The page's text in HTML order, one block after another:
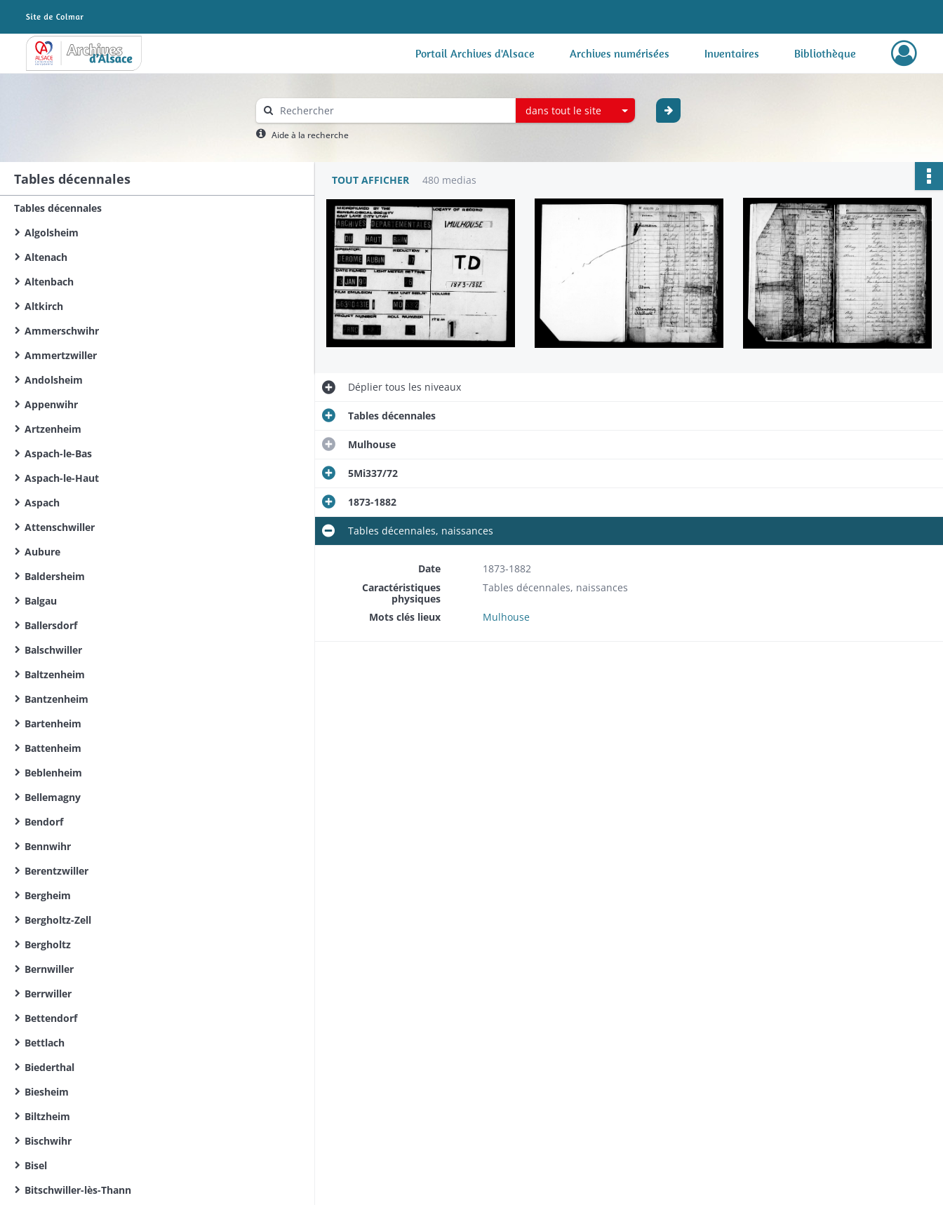
Archives Alsace - Colmar Portail Archives d'Alsace Archives numérisées Inventaires Bibliothèque
dans tout le site
Aide à la recherche
Tables décennales
Tables décennales
Algolsheim
Altenach
Altenbach
Altkirch
Ammerschwihr
Ammertzwiller
Andolsheim
Appenwihr
Artzenheim
Aspach-le-Bas
Aspach-le-Haut
Aspach
Attenschwiller
Aubure
Baldersheim
Balgau
Ballersdorf
Balschwiller
Baltzenheim
Bantzenheim
Bartenheim
Battenheim
Beblenheim
Bellemagny
Bendorf
Bennwihr
Berentzwiller
Bergheim
Bergholtz-Zell
Bergholtz
Bernwiller
Berrwiller
Bettendorf
Bettlach
Biederthal
Biesheim
Biltzheim
Bischwihr
Bisel
Bitschwiller-lès-Thann
TOUT AFFICHER 480 medias
Dépliertous les niveaux
Tables décennales
Mulhouse
5Mi337/72
1873-1882
Tables décennales, naissances
Date
1873-1882
Caractéristiques
physiques
Tables décennales, naissances
Mots clés lieux Mulhouse